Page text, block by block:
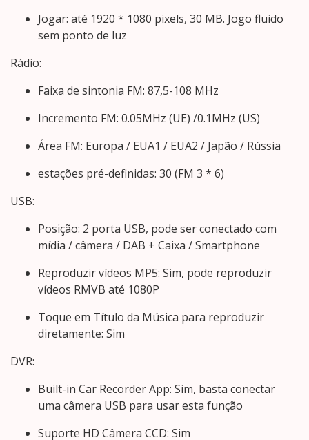
Jogar: até 1920 * 1080 pixels, 30 MB. Jogo fluido
sem ponto de luz
Rádio:
Faixa de sintonia FM: 87,5-108 MHz
Incremento FM: 0.05MHz (UE) /0.1MHz (US)
Área FM: Europa / EUA1 / EUA2 / Japão / Rússia
estações pré-definidas: 30 (FM 3 * 6)
USB:
Posição: 2 porta USB, pode ser conectado com
mídia / câmera / DAB + Caixa / Smartphone
Reproduzir vídeos MP5: Sim, pode reproduzir
vídeos RMVB até 1080P
Toque em Título da Música para reproduzir
diretamente: Sim
DVR:
Built-in Car Recorder App: Sim, basta conectar
uma câmera USB para usar esta função
Suporte HD Câmera CCD: Sim